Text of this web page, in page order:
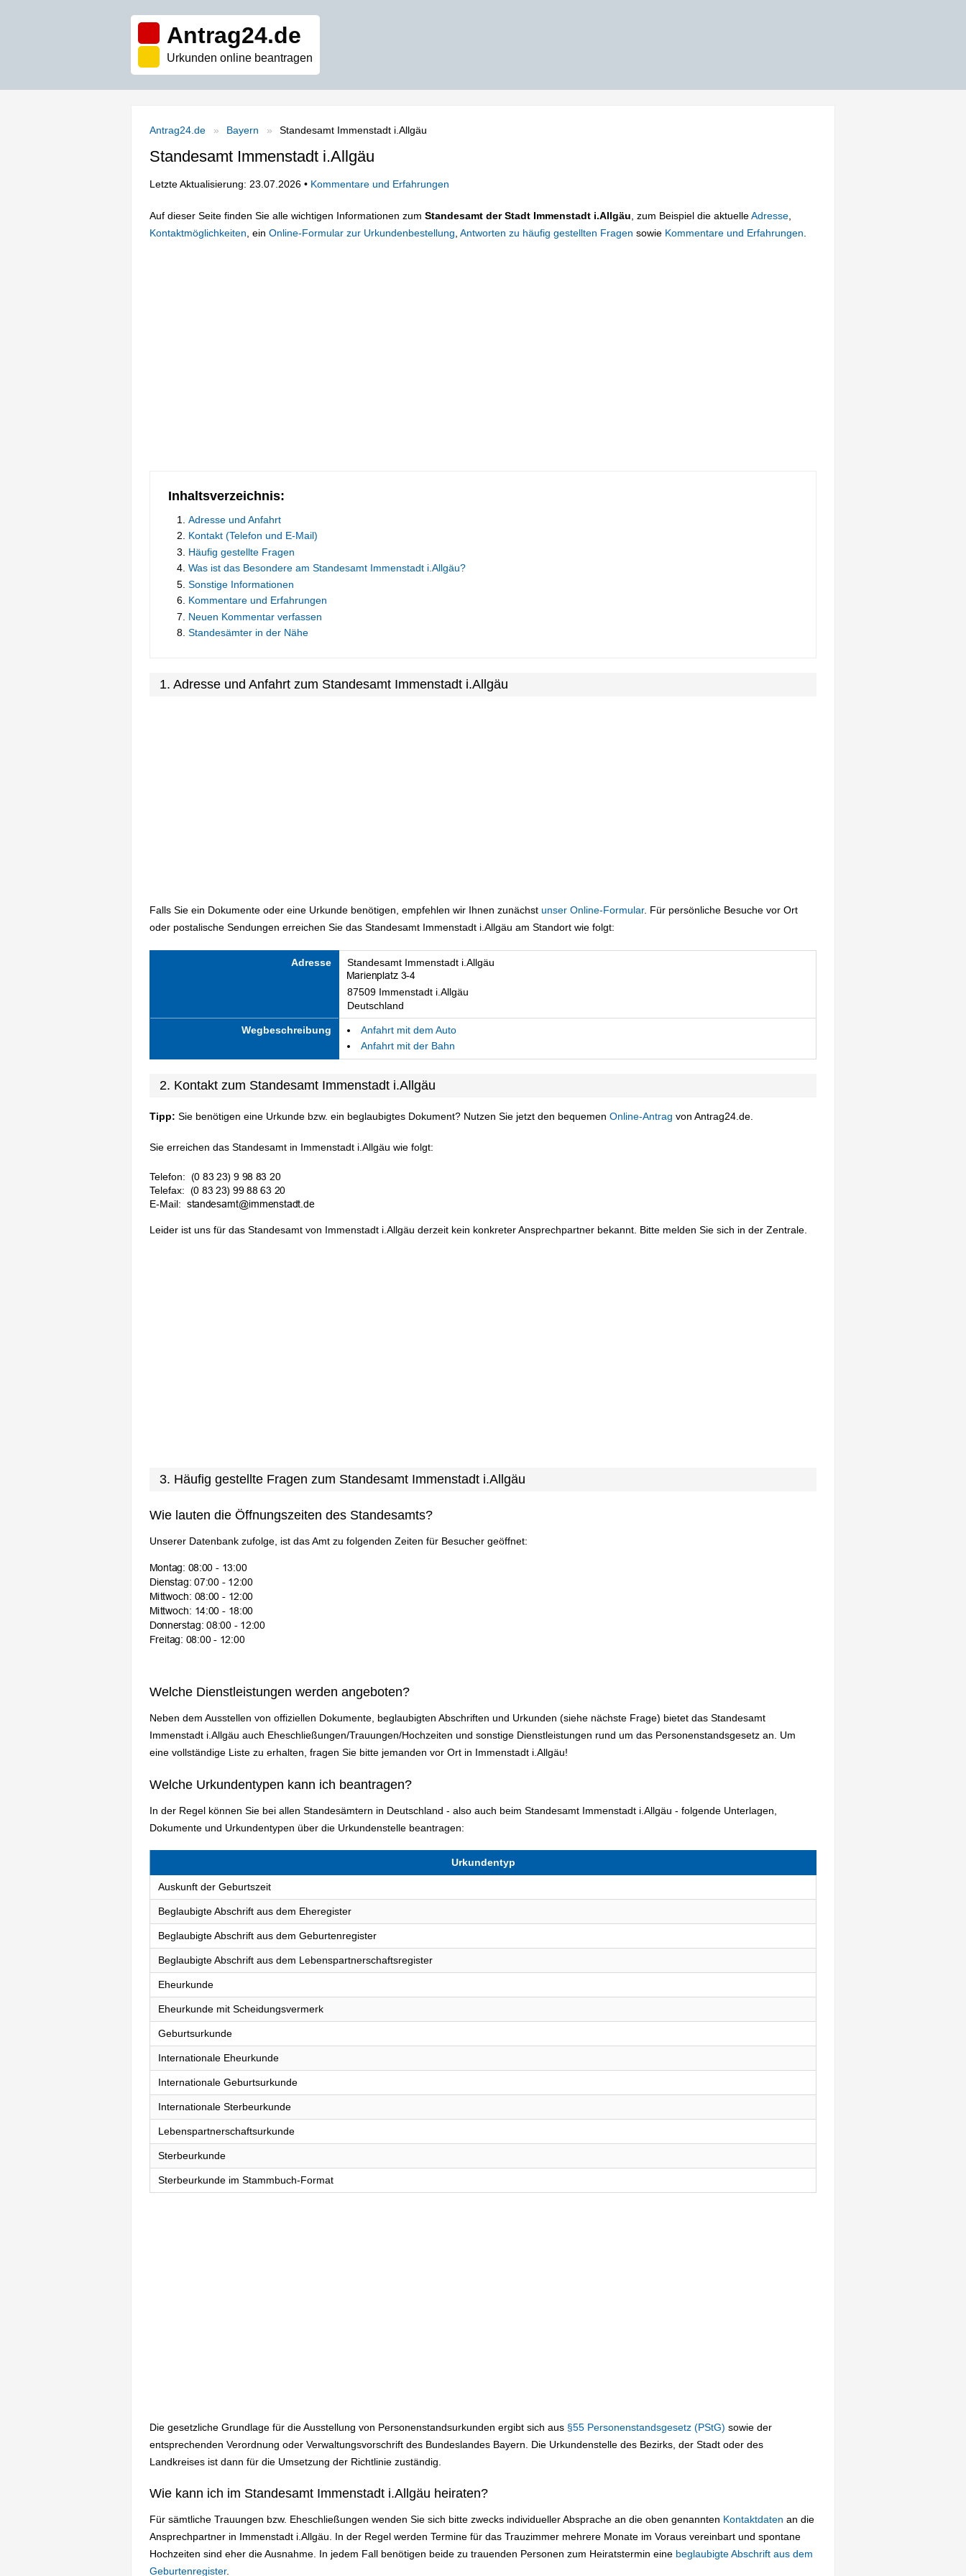
Antrag24.de
Urkunden online beantragen
Antrag24.de Bayern Standesamt Immenstadt i.Allgäu
Standesamt Immenstadt i.Allgäu
Letzte Aktualisierung: 23.07.2026 • Kommentare und Erfahrungen
Auf dieser Seite finden Sie alle wichtigen Informationen zum Standesamt der Stadt Immenstadt i.Allgäu , zum Beispiel die aktuelleAdresse
Kontaktmöglichkeiten , ein Online-Formular zur Urkundenbestellung Antworten zu häufig gestellten Fragen sowie Kommentare und Erfahrungen
Inhaltsverzeichnis:
Adresse und Anfahrt
Kontakt (Telefon und E-Mail)
Häufig gestellte Fragen
Was ist das Besondere am Standesamt Immenstadt i.Allgäu?
Sonstige Informationen
Kommentare und Erfahrungen
Neuen Kommentar verfassen
Standesämter in der Nähe
1. Adresse und Anfahrt zum Standesamt Immenstadt i.Allgäu
Falls Sie ein Dokumente oder eine Urkunde benötigen, empfehlen wir Ihnen zunächst unser Online-Formular. Für persönliche Besuche vor Ort
oder postalische Sendungen erreichen Sie das Standesamt Immenstadt i.Allgäu am Standort wie folgt:
Adresse Standesamt Immenstadt i.Allgäu
87509 Immenstadt i.Allgäu
Deutschland
Wegbeschreibung
Anfahrt mit dem Auto
Anfahrt mit der Bahn
2. Kontakt zum Standesamt Immenstadt i.Allgäu
Tipp: Sie benötigen eine Urkunde bzw. ein beglaubigtes Dokument? Nutzen Sie jetzt den bequemen Online-Antrag von Antrag24.de.
Sie erreichen das Standesamt in Immenstadt i.Allgäu wie folgt:
Telefon:
Telefax:
E-Mail:
Leider ist uns für das Standesamt von Immenstadt i.Allgäu derzeit kein konkreter Ansprechpartner bekannt. Bitte melden Sie sich in der Zentrale.
3. Häufig gestellte Fragen zum Standesamt Immenstadt i.Allgäu
Wie lauten die Öffnungszeiten des Standesamts?
Unserer Datenbank zufolge, ist das Amt zu folgenden Zeiten für Besucher geöffnet:
Welche Dienstleistungen werden angeboten?
Neben dem Ausstellen von offiziellen Dokumente, beglaubigten Abschriften und Urkunden (siehe nächste Frage) bietet das Standesamt
Immenstadt i.Allgäu auch Eheschließungen/Trauungen/Hochzeiten und sonstige Dienstleistungen rund um das Personenstandsgesetz an. Um
eine vollständige Liste zu erhalten, fragen Sie bitte jemanden vor Ort in Immenstadt i.Allgäu!
Welche Urkundentypen kann ich beantragen?
In der Regel können Sie bei allen Standesämtern in Deutschland - also auch beim Standesamt Immenstadt i.Allgäu - folgende Unterlagen,
Dokumente und Urkundentypen über die Urkundenstelle beantragen:
Urkundentyp
Auskunft der Geburtszeit
Beglaubigte Abschrift aus dem Eheregister
Beglaubigte Abschrift aus dem Geburtenregister
Beglaubigte Abschrift aus dem Lebenspartnerschaftsregister
Eheurkunde
Eheurkunde mit Scheidungsvermerk
Geburtsurkunde
Internationale Eheurkunde
Internationale Geburtsurkunde
Internationale Sterbeurkunde
Lebenspartnerschaftsurkunde
Sterbeurkunde
Sterbeurkunde im Stammbuch-Format
Die gesetzliche Grundlage für die Ausstellung von Personenstandsurkunden ergibt sich aus §55 Personenstandsgesetz (PStG) sowie der
entsprechenden Verordnung oder Verwaltungsvorschrift des Bundeslandes Bayern. Die Urkundenstelle des Bezirks, der Stadt oder des
Landkreises ist dann für die Umsetzung der Richtlinie zuständig.
Wie kann ich im Standesamt Immenstadt i.Allgäu heiraten?
Für sämtliche Trauungen bzw. Eheschließungen wenden Sie sich bitte zwecks individueller Absprache an die oben genannten Kontaktdaten an die
Ansprechpartner in Immenstadt i.Allgäu. In der Regel werden Termine für das Trauzimmer mehrere Monate im Voraus vereinbart und spontane
Hochzeiten sind eher die Ausnahme. In jedem Fall benötigen beide zu trauenden Personen zum Heiratstermin eine beglaubigte Abschrift aus dem
Geburtenregister.